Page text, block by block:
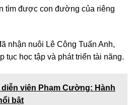
tìm được con đường của riêng
nhận nuôi Lê Công Tuấn Anh,
tục học tập và phát triển tài năng.
viên Phạm Cường: Hành
bật